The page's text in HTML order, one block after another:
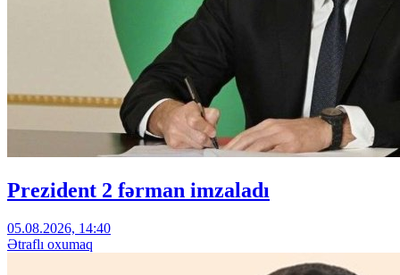
Prezident 2 fərman imzaladı
05.08.2026, 14:40
Ətraflı oxumaq